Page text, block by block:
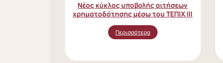
Νέος κύκλος υποβολής αιτήσεων
χρηματοδότησης μέσω του ΤΕΠΙΧ ΙΙΙ
Περισσότερα